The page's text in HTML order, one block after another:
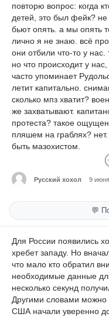
повторю вопрос: когда
детей, это был фейк?
бьют опять. а мы опять
лично я не знаю. всё
они отбили что-то у
но что происходит у
часто упоминает
летит капитально.
сколько мпз хватит?
же захватывают.
протеста? такое
пляшем на граблях?
быть мазохистом.
Русский хохол 9
💬
Для России появились
хребет западу. Но
что мало кто обратил
необходимые данные
несколько секунд
Другими словами можно
США начали уверенно